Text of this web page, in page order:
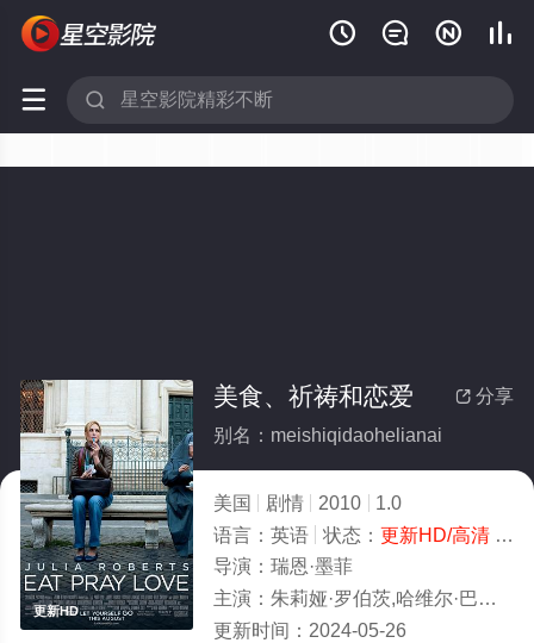
   
 
更新HD
 分享
美食、祈祷和恋爱
别名：meishiqidaohelianai
美国 剧情 2010
1.0
语言： 英语 状态： 更新HD/高清- 免费在线观看
导演： 瑞恩·墨菲
主演： 朱莉娅·罗伯茨,哈维尔·巴登,詹姆斯·弗兰科,比利·克鲁德普,理查德·詹金斯,维奥拉·戴维斯,图娃·诺沃妮
更新时间： 2024-05-26